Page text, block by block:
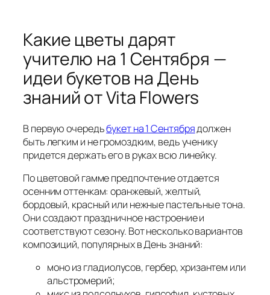
Какие цветы дарят
учителю на 1 Сентября —
идеи букетов на День
знаний от Vita Flowers
В первую очередьбукет на 1 Сентябрядолжен
быть легким и не громоздким, ведь ученику
придется держать его в руках всю линейку.
По цветовой гамме предпочтение отдается
осенним оттенкам: оранжевый, желтый,
бордовый, красный или нежные пастельные тона.
Они создают праздничное настроение и
соответствуют сезону. Вот несколько вариантов
композиций, популярных в День знаний:
моно из гладиолусов, гербер, хризантем или
альстромерий;